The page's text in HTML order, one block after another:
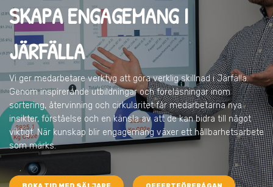
SKAPA ENGAGEMANG I
JÄRFÄLLA
Vi ger medarbetare verktyg att göra verklig skillnadi Järfälla.
Genom inspirerande utbildningar och föreläsningar inom
sortering, återvinning och cirkularitet får medarbetarna nya
insikter, förståelse och en känsla av att de kan bidra till något
viktigt. När kunskap blir engagemang växer ett hållbarhetsarbete
som märks.